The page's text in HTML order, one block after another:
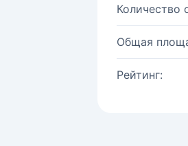
Количество
Общая
Рейтинг: